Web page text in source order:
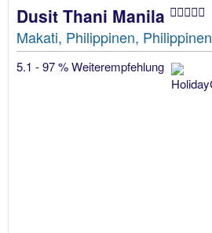
Dusit Thani Manila
Makati, Philippinen, Philippinen
5.1 - 97 % Weiterempfehlung